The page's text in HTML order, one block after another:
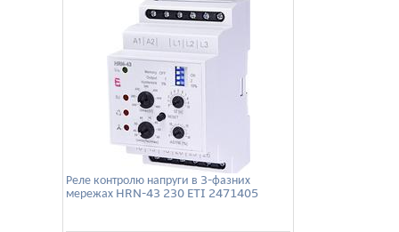
Реле контролю напруги в 3-фазних
мережах HRN-43 230 ETI 2471405